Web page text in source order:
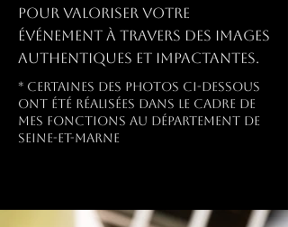
pour valoriser votre
événement à travers des images
authentiques et impactantes.
* Certaines des photos ci-dessous
ont été réalisées dans le cadre de
mes fonctions au département de
seine-et-marne